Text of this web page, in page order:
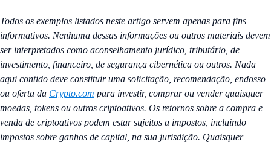
Todos os exemplos listados neste artigo servem apenas para fins
informativos. Nenhuma dessas informações ou outros materiais devem
ser interpretados como aconselhamento jurídico, tributário, de
investimento, financeiro, de segurança cibernética ou outros. Nada
aqui contido deve constituir uma solicitação, recomendação, endosso
ou oferta da Crypto.com para investir, comprar ou vender quaisquer
moedas, tokens ou outros criptoativos. Os retornos sobre a compra e
venda de criptoativos podem estar sujeitos a impostos, incluindo
impostos sobre ganhos de capital, na sua jurisdição. Quaisquer